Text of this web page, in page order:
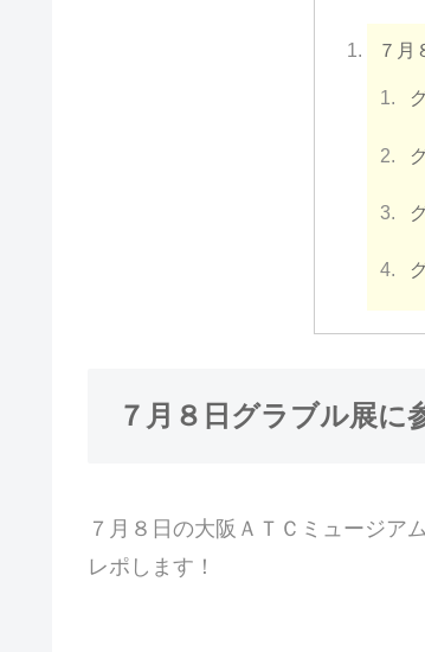
７月
７月８日グラブル展に
７月８日の大阪ＡＴＣミュージア
レポします！